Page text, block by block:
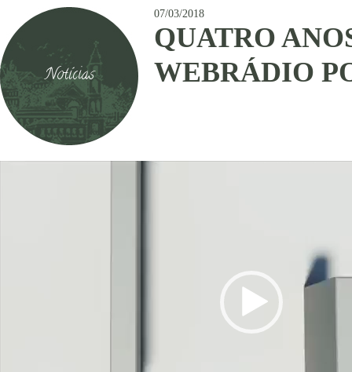
Notícias
07/03/2018
QUATRO
WEBRÁDIO